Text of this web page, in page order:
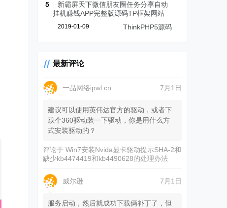
5
新霸屏天下微信朋友圈任务分享自动
挂机赚钱APP完整版源码TP框架网站
2019-01-09 ThinkPHP5源码
最新评论
一品网络ipwl.cn 7月1日
建议可以使用英伟达官方的驱动，或者下
载个360驱动装一下驱动，你是用什么方
式安装驱动的？
评论于Win7安装Nvida显卡驱动提示SHA-2和
缺少kb4474419和kb4490628的处理办法
威尔逊 7月1日
服务启动，然后就成功下载俩补丁了，但